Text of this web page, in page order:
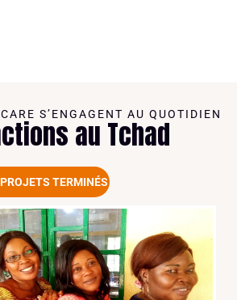
S’ENGAGENT AU QUOTIDIEN
au Tchad
PROJETS TERMINÉS